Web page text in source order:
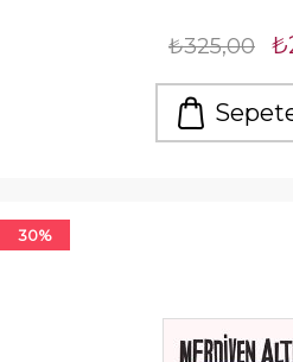
₺325,00
30%